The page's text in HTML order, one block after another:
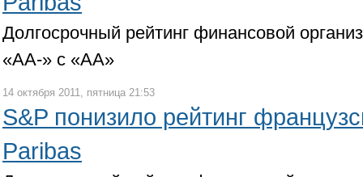
Долгосрочный рейтинг финансовой
«АА-» с «АА»
14 октября 2011, пятница 21:53
S&P понизило рейтинг
Paribas